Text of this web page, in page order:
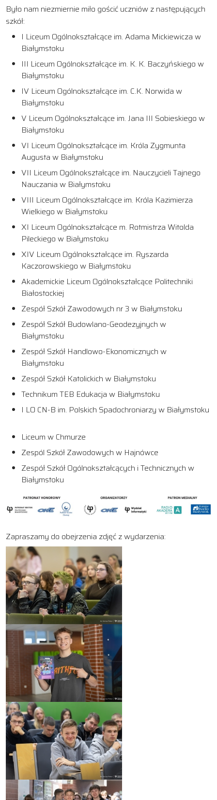
Było nam niezmiernie miło gościć uczniów z następujących
szkół:
I Liceum Ogólnokształcące im. Adama Mickiewicza w
Białymstoku
III Liceum Ogólnokształcące im. K. K. Baczyńskiego w
Białymstoku
IV Liceum Ogólnokształcące im. C.K. Norwida w
Białymstoku
V Liceum Ogólnokształcące im. Jana III Sobieskiego w
Białymstoku
VI Liceum Ogólnokształcące im. Króla Zygmunta
Augusta w Białymstoku
VII Liceum Ogólnokształcące im. Nauczycieli Tajnego
Nauczania w Białymstoku
VIII Liceum Ogólnokształcące im. Króla Kazimierza
Wielkiego w Białymstoku
XI Liceum Ogólnokształcące m. Rotmistrza Witolda
Pileckiego w Białymstoku
XIV Liceum Ogólnokształcące im. Ryszarda
Kaczorowskiego w Białymstoku
Akademickie Liceum Ogólnokształcące Politechniki
Białostockiej
Zespół Szkół Zawodowych nr 3 w Białymstoku
Zespół Szkół Budowlano-Geodezyjnych w
Białymstoku
Zespół Szkół Handlowo-Ekonomicznych w
Białymstoku
Zespół Szkół Katolickich w Białymstoku
Technikum TEB Edukacja w Białymstoku
I LO CN-B im. Polskich Spadochroniarzy w Białymstoku
Liceum w Chmurze
Zespól Szkół Zawodowych w Hajnówce
Zespół Szkół Ogólnokształcących i Technicznych w
Białymstoku
Zapraszamy do obejrzenia zdjęć z wydarzenia: